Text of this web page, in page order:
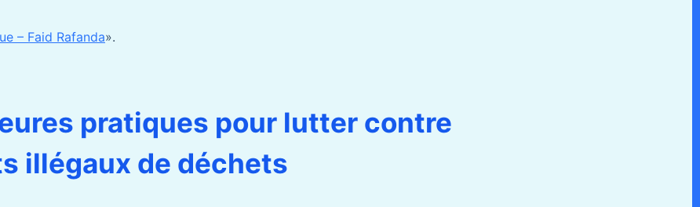
– Faid Rafanda».
pratiques pour lutter contre
illégaux de déchets